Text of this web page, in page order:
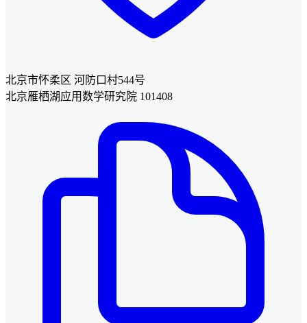
北京市怀柔区 河防口村544号
北京雁栖湖应用数学研究院 101408